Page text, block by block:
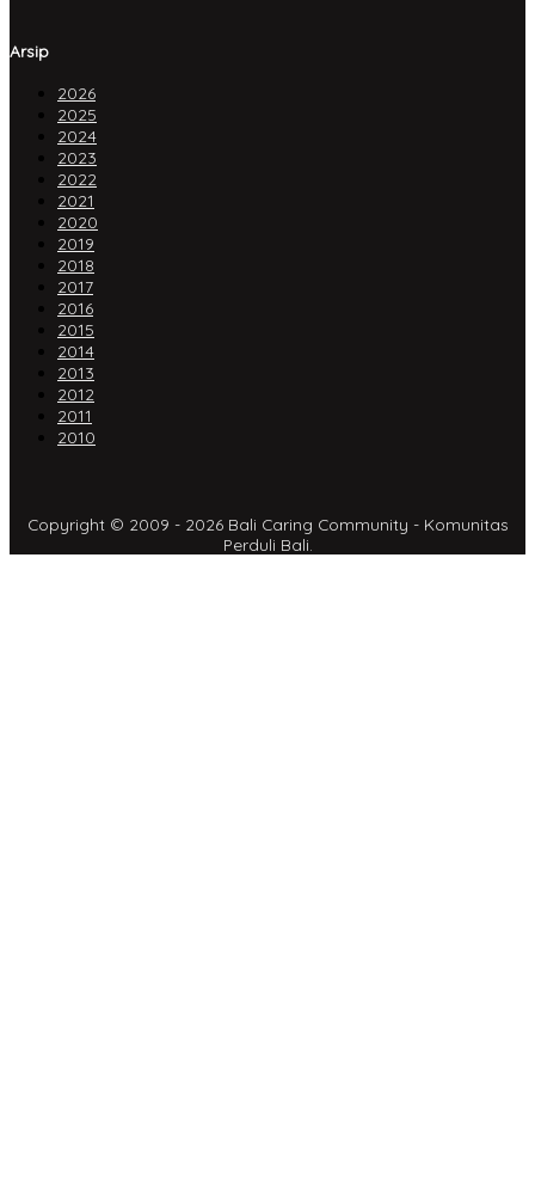
Arsip
2026
2025
2024
2023
2022
2021
2020
2019
2018
2017
2016
2015
2014
2013
2012
2011
2010
Copyright © 2009 - 2026 Bali Caring Community - Komunitas
Perduli Bali.